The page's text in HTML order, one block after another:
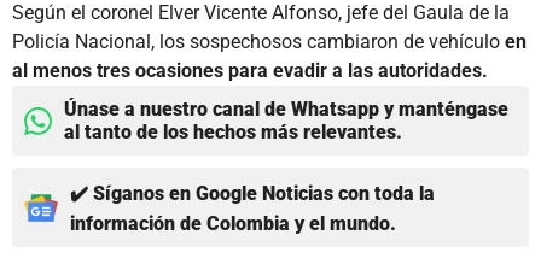
Según el coronel Elver Vicente Alfonso, jefe del Gaula de la
Policía Nacional, los sospechosos cambiaron de vehículo en
al menos tres ocasiones para evadir a las autoridades.
Únase a nuestro canal de Whatsapp y manténgase
al tanto de los hechos más relevantes.
✔️ Síganos en Google Noticias con toda la
información de Colombia y el mundo.